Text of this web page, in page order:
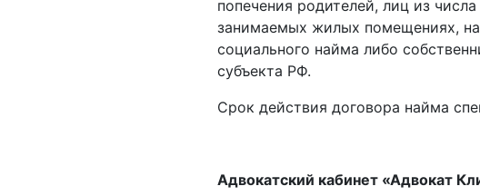
попечения родителей, лиц из
занимаемых жилых помещениях,
социального найма либо
субъекта РФ.
Срок действия договора найма
Адвокатский кабинет «Адвокат